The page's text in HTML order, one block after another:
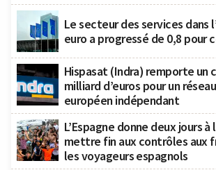
Le secteur des services dans
euro a progressé de 0,8 pour
Hispasat (Indra) remporte un
milliard d’euros pour un
européen indépendant
L’Espagne donne deux jours
mettre fin aux contrôles aux
les voyageurs espagnols